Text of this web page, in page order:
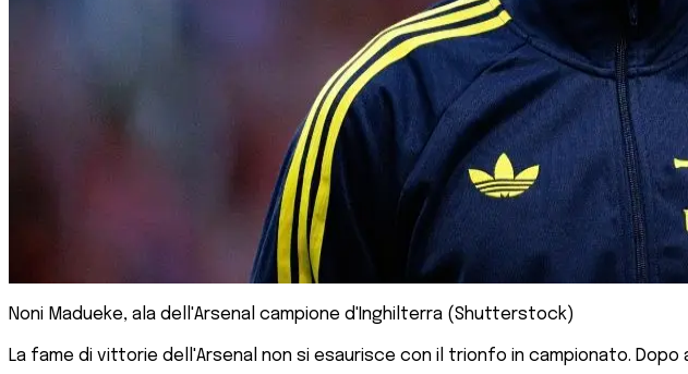
Noni Madueke, ala dell'Arsenal campione d'Inghilterra (Shutterstock)
La fame di vittorie dell'Arsenal non si esaurisce con il trionfo in campionato.